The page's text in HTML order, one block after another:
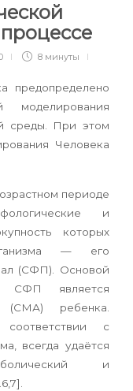
8 минуты
предопределено
среды. При этом
Человека
периоде
и
которых
— его
(СФП). Основой
СФП является
(СМА) ребенка.
с
всегда удаётся
и